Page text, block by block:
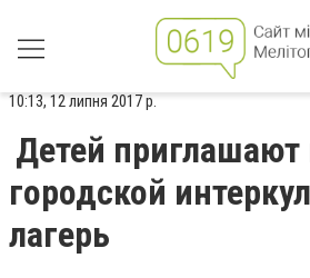
10:13, 12 липня 2017 р.
Детей приглашают
городской
лагерь